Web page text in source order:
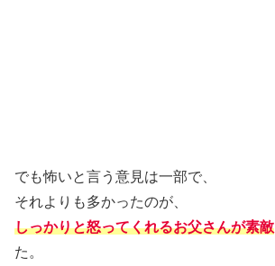
でも怖いと言う意見は一部で、
それよりも多かったのが、
しっかりと怒ってくれるお父さんが素敵
た。